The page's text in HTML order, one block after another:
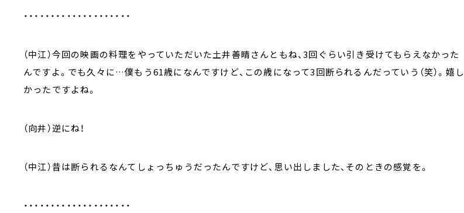
・・・・・・・・・・・・・・・・・・・・
（中江）今回の映画の料理をやっていただいた土井善晴さんともね、3回ぐらい引き受けてもらえなかった
んですよ。でも久々に…僕もう61歳になんですけど、この歳になって3回断られるんだっていう（笑）。嬉し
かったですよね。
（向井）逆にね！
（中江）昔は断られるなんてしょっちゅうだったんですけど、思い出しました、そのときの感覚を。
・・・・・・・・・・・・・・・・・・・・